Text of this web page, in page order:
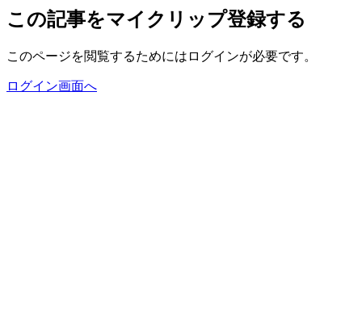
この記事をマイクリップ登録する
このページを閲覧するためにはログインが必要です。
ログイン画面へ